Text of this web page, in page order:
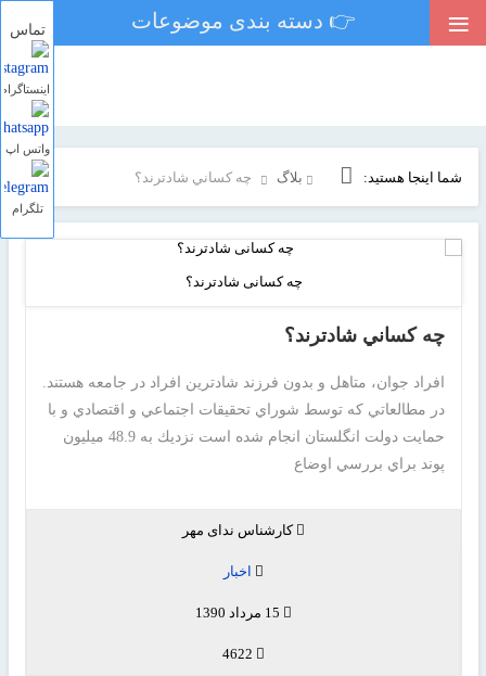
شما اینجا هستید: بلاگ چه كساني شادترند؟
چه کسانی شادترند؟
چه كساني شادترند؟
افراد جوان، متاهل و بدون فرزند شادترين افراد در جامعه هستند.
در مطالعاتي كه توسط شوراي تحقيقات اجتماعي و اقتصادي و با
حمايت دولت انگلستان انجام شده است نزديك به 48.9 ميليون
پوند براي بررسي اوضاع
کارشناس ندای مهر
اخبار
15 مرداد 1390
4622
تماس
اینستاگرام
واتس اپ
تلگرام
👉 دسته بندی موضوعات ≡